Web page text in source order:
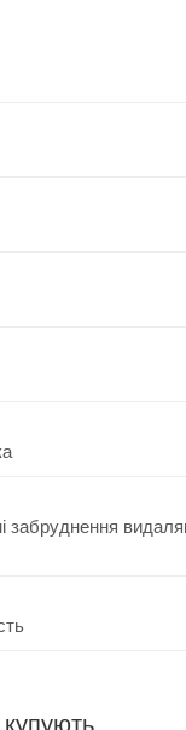
забруднення